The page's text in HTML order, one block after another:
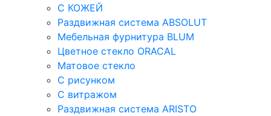
С КОЖЕЙ
Раздвижная система ABSOLUT
Мебельная фурнитура BLUM
Цветное стекло ORACAL
Матовое стекло
C рисунком
C витражом
Раздвижная система ARISTO